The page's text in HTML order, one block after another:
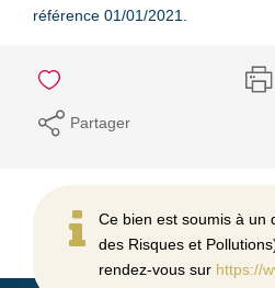
référence 01/01/2021.
Partager
Ce bien est soumis à un
des Risques et
rendez-vous sur https://